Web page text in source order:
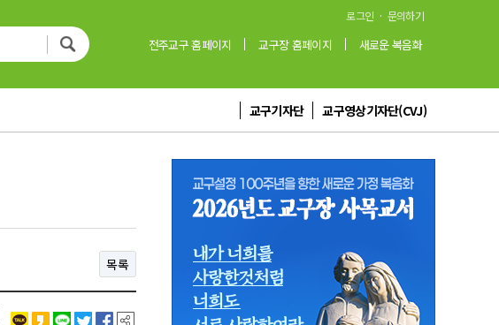
로그인 · 문의하기
전주교구 홈페이지 교구장 홈페이지 새로운 복음화
교구기자단 교구영상기자단(CVJ)
목록